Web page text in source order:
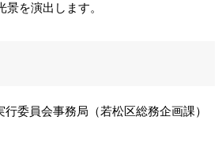
を演出します。
委員会事務局（若松区総務企画課）